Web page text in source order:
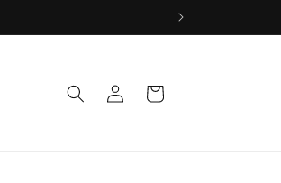
EinloggenWarenkorb